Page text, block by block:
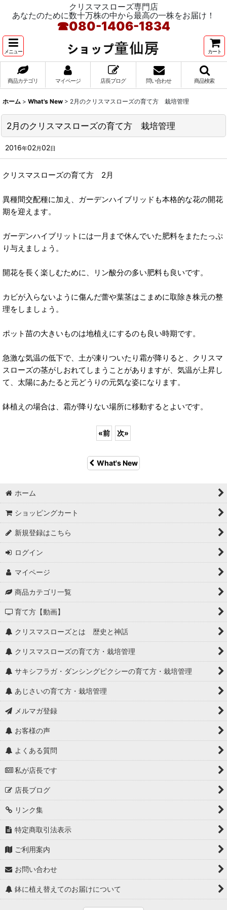
クリスマスローズ専門店
あなたのために数十万株の中から最高の一株をお届け！
☎080-1406-1834
メニュー カート
商品カテゴリ マイページ 店長ブログ 問い合わせ 商品検索
ホーム > What's New > 2月のクリスマスローズの育て方 栽培管理
2月のクリスマスローズの育て方 栽培管理
2016年02月02日
クリスマスローズの育て方 2月
異種間交配種に加え、ガーデンハイブリッドも本格的な花の開花
期を迎えます。
ガーデンハイブリットには一月まで休んでいた肥料をまたたっぷ
り与えましょう。
開花を長く楽しむために、リン酸分の多い肥料も良いです。
カビが入らないように傷んだ蕾や葉茎はこまめに取除き株元の整
理をしましょう。
ポット苗の大きいものは地植えにするのも良い時期です。
急激な気温の低下で、土が凍りついたり霜が降りると、クリスマ
スローズの茎がしおれてしまうことがありますが、気温が上昇し
て、太陽にあたると元どうりの元気な姿になります。
鉢植えの場合は、霜が降りない場所に移動するとよいです。
«前 次»
What's New
ホーム
ショッピングカート
新規登録はこちら
ログイン
マイページ
商品カテゴリ一覧
育て方【動画】
クリスマスローズとは 歴史と神話
クリスマスローズの育て方・栽培管理
サキシフラガ・ダンシングピクシーの育て方・栽培管理
あじさいの育て方・栽培管理
メルマガ登録
お客様の声
よくある質問
私が店長です
店長ブログ
リンク集
特定商取引法表示
ご利用案内
お問い合わせ
鉢に植え替えてのお届けについて